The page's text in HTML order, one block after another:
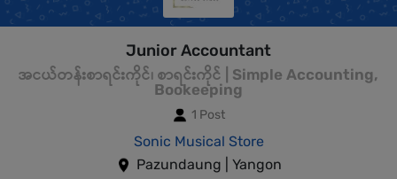
Junior Accountant
အငယ်တန်းစာရင်းကိုင်၊ စာရင်းကိုင် | Simple Accounting,
Bookeeping
1 Post
Sonic Musical Store
Pazundaung | Yangon